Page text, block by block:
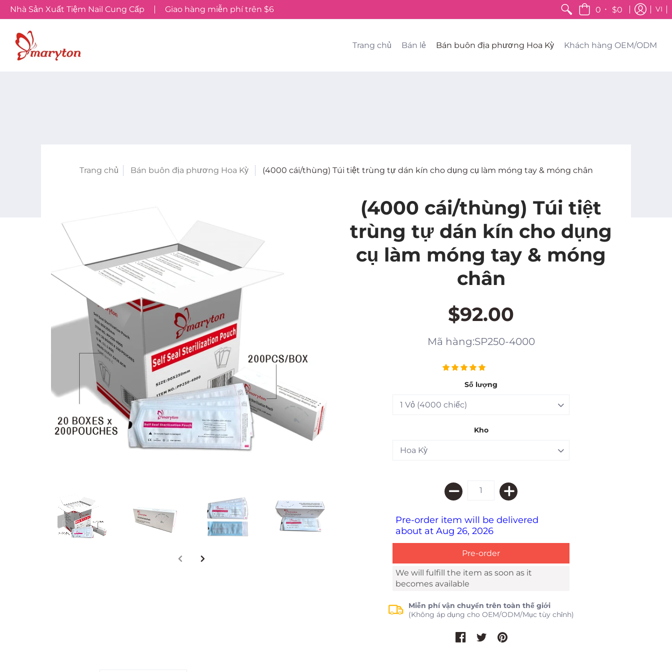
Nhà Sản Xuất Tiệm Nail Cung Cấp Giao hàng miễn phí trên $6 0 • $0 VI
Trang chủ Bán lẻ Bán buôn địa phương Hoa Kỳ Khách hàng OEM/ODM
Trang chủ Bán buôn địa phương Hoa Kỳ (4000 cái/thùng) Túi tiệt trùng tự dán kín cho dụng cụ làm móng tay & móng chân
(4000 cái/thùng) Túi tiệt
trùng tự dán kín cho dụng
cụ làm móng tay & móng
chân
$92.00
Mã hàng:SP250-4000
Số lượng
Kho
Pre-order item will be delivered
about at Aug 26, 2026
We will fulfill the item as soon as it
becomes available
Miễn phí vận chuyển trên toàn thế giới
(Không áp dụng cho OEM/ODM/Mục tùy chỉnh)